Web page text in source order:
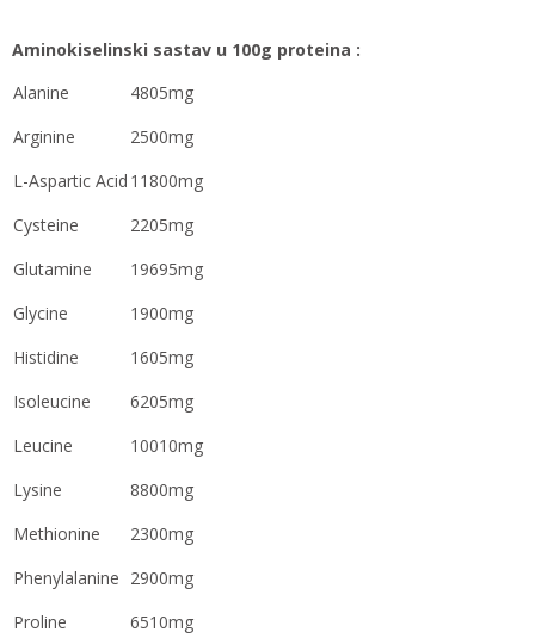
Aminokiselinski sastav u 100g proteina :
Alanine
4805mg
Arginine
2500mg
L-Aspartic Acid 11800mg
Cysteine
2205mg
Glutamine
19695mg
Glycine
1900mg
Histidine
1605mg
Isoleucine
6205mg
Leucine
10010mg
Lysine
8800mg
Methionine
2300mg
Phenylalanine 2900mg
Proline
6510mg